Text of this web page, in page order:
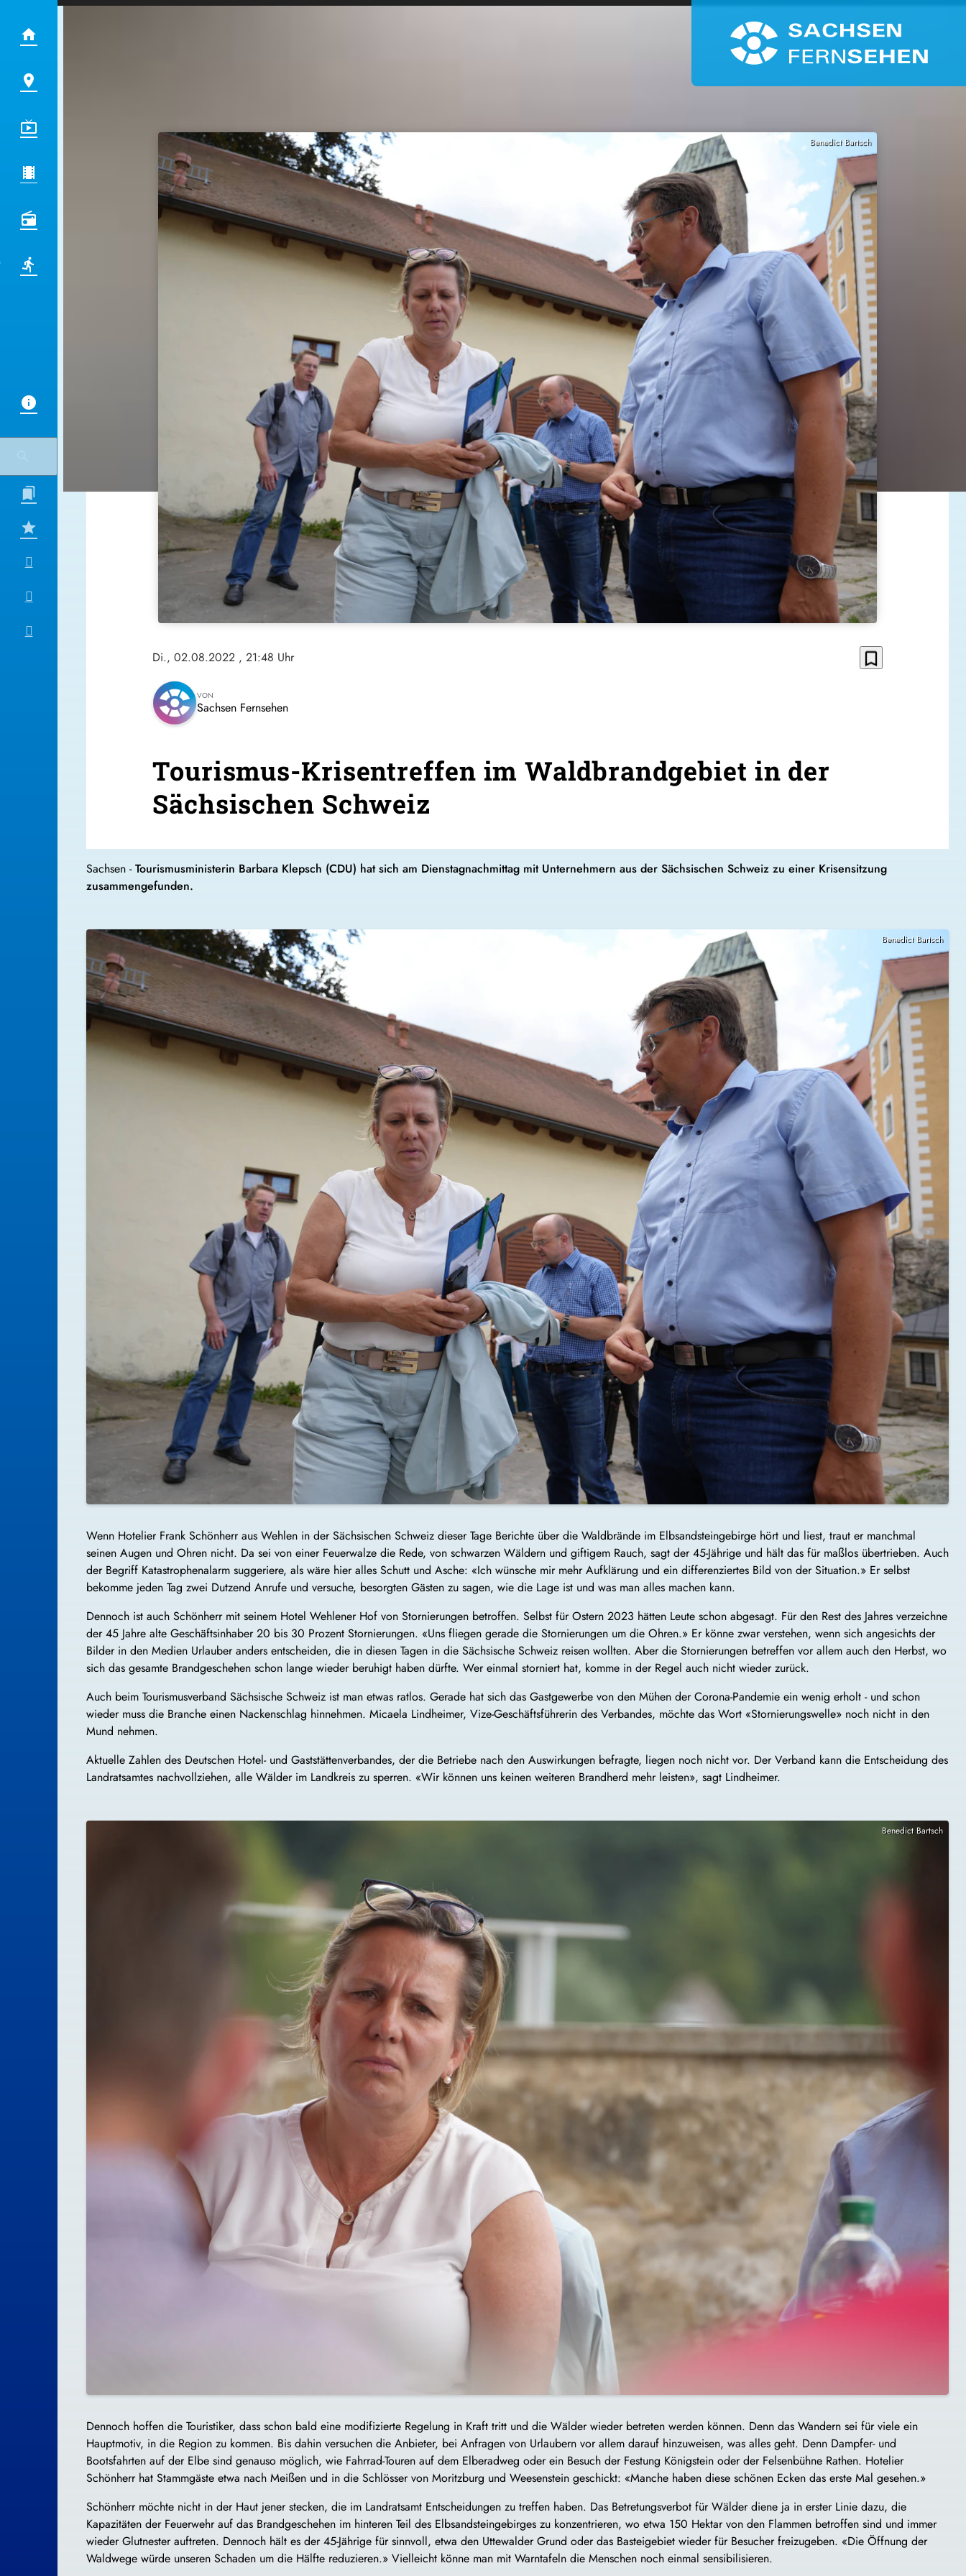
Benedict Bartsch
Di., 02.08.2022 , 21:48 Uhr bookmark_border
VON
Sachsen Fernsehen
Tourismus-Krisentreffen im Waldbrandgebiet in der
Sächsischen Schweiz
Sachsen -Tourismusministerin Barbara Klepsch (CDU) hat sich am Dienstagnachmittag mit Unternehmern aus der Sächsischen Schweiz zu einer Krisensitzung
zusammengefunden.
Benedict Bartsch
Wenn Hotelier Frank Schönherr aus Wehlen in der Sächsischen Schweiz dieser Tage Berichte über die Waldbrände im Elbsandsteingebirge hört und liest, traut er manchmal
seinen Augen und Ohren nicht. Da sei von einer Feuerwalze die Rede, von schwarzen Wäldern und giftigem Rauch, sagt der 45-Jährige und hält das für maßlos übertrieben. Auch
der Begriff Katastrophenalarm suggeriere, als wäre hier alles Schutt und Asche: «Ich wünsche mir mehr Aufklärung und ein differenziertes Bild von der Situation.» Er selbst
bekomme jeden Tag zwei Dutzend Anrufe und versuche, besorgten Gästen zu sagen, wie die Lage ist und was man alles machen kann.
Dennoch ist auch Schönherr mit seinem Hotel Wehlener Hof von Stornierungen betroffen. Selbst für Ostern 2023 hätten Leute schon abgesagt. Für den Rest des Jahres verzeichne
der 45 Jahre alte Geschäftsinhaber 20 bis 30 Prozent Stornierungen. «Uns fliegen gerade die Stornierungen um die Ohren.» Er könne zwar verstehen, wenn sich angesichts der
Bilder in den Medien Urlauber anders entscheiden, die in diesen Tagen in die Sächsische Schweiz reisen wollten. Aber die Stornierungen betreffen vor allem auch den Herbst, wo
sich das gesamte Brandgeschehen schon lange wieder beruhigt haben dürfte. Wer einmal storniert hat, komme in der Regel auch nicht wieder zurück.
Auch beim Tourismusverband Sächsische Schweiz ist man etwas ratlos. Gerade hat sich das Gastgewerbe von den Mühen der Corona-Pandemie ein wenig erholt - und schon
wieder muss die Branche einen Nackenschlag hinnehmen. Micaela Lindheimer, Vize-Geschäftsführerin des Verbandes, möchte das Wort «Stornierungswelle» noch nicht in den
Mund nehmen.
Aktuelle Zahlen des Deutschen Hotel- und Gaststättenverbandes, der die Betriebe nach den Auswirkungen befragte, liegen noch nicht vor. Der Verband kann die Entscheidung des
Landratsamtes nachvollziehen, alle Wälder im Landkreis zu sperren. «Wir können uns keinen weiteren Brandherd mehr leisten», sagt Lindheimer.
Benedict Bartsch
Dennoch hoffen die Touristiker, dass schon bald eine modifizierte Regelung in Kraft tritt und die Wälder wieder betreten werden können. Denn das Wandern sei für viele ein
Hauptmotiv, in die Region zu kommen. Bis dahin versuchen die Anbieter, bei Anfragen von Urlaubern vor allem darauf hinzuweisen, was alles geht. Denn Dampfer- und
Bootsfahrten auf der Elbe sind genauso möglich, wie Fahrrad-Touren auf dem Elberadweg oder ein Besuch der Festung Königstein oder der Felsenbühne Rathen. Hotelier
Schönherr hat Stammgäste etwa nach Meißen und in die Schlösser von Moritzburg und Weesenstein geschickt: «Manche haben diese schönen Ecken das erste Mal gesehen.»
Schönherr möchte nicht in der Haut jener stecken, die im Landratsamt Entscheidungen zu treffen haben. Das Betretungsverbot für Wälder diene ja in erster Linie dazu, die
Kapazitäten der Feuerwehr auf das Brandgeschehen im hinteren Teil des Elbsandsteingebirges zu konzentrieren, wo etwa 150 Hektar von den Flammen betroffen sind und immer
wieder Glutnester auftreten. Dennoch hält es der 45-Jährige für sinnvoll, etwa den Uttewalder Grund oder das Basteigebiet wieder für Besucher freizugeben. «Die Öffnung der
Waldwege würde unseren Schaden um die Hälfte reduzieren.» Vielleicht könne man mit Warntafeln die Menschen noch einmal sensibilisieren.